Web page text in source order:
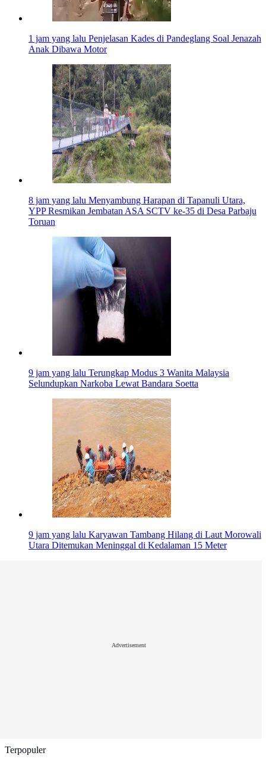
1 jam yang lalu Penjelasan Kades di Pandeglang Soal Jenazah
Anak Dibawa Motor
8 jam yang lalu Menyambung Harapan di Tapanuli Utara,
YPP Resmikan Jembatan ASA SCTV ke-35 di Desa Parbaju
Toruan
9 jam yang lalu Terungkap Modus 3 Wanita Malaysia
Selundupkan Narkoba Lewat Bandara Soetta
9 jam yang lalu Karyawan Tambang Hilang di Laut Morowali
Utara Ditemukan Meninggal di Kedalaman 15 Meter
Advertisement
Terpopuler